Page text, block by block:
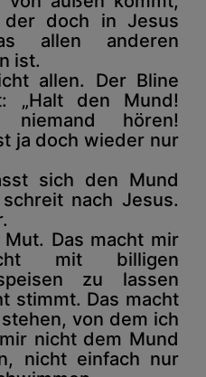
doch in Jesus
allen anderen
ist.
allen. Der Bline
„Halt den Mund!
hören!
ja doch wieder nur
sich den Mund
nach Jesus.
Das macht mir
mit billigen
zu lassen
stimmt. Das macht
von dem ich
nicht dem Mund
nicht einfach nur